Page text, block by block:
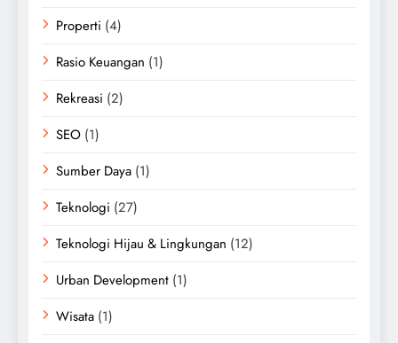
Properti (4)
Rasio Keuangan (1)
Rekreasi (2)
SEO (1)
Sumber Daya (1)
Teknologi (27)
Teknologi Hijau & Lingkungan (12)
Urban Development (1)
Wisata (1)